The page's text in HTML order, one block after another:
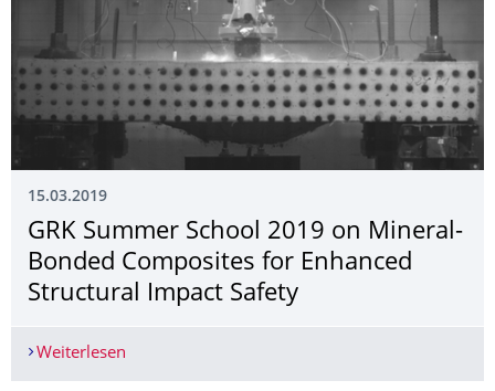
15.03.2019
GRK Summer School 2019 on Mineral-
Bonded Composites for Enhanced
Structural Impact Safety
Weiterlesen